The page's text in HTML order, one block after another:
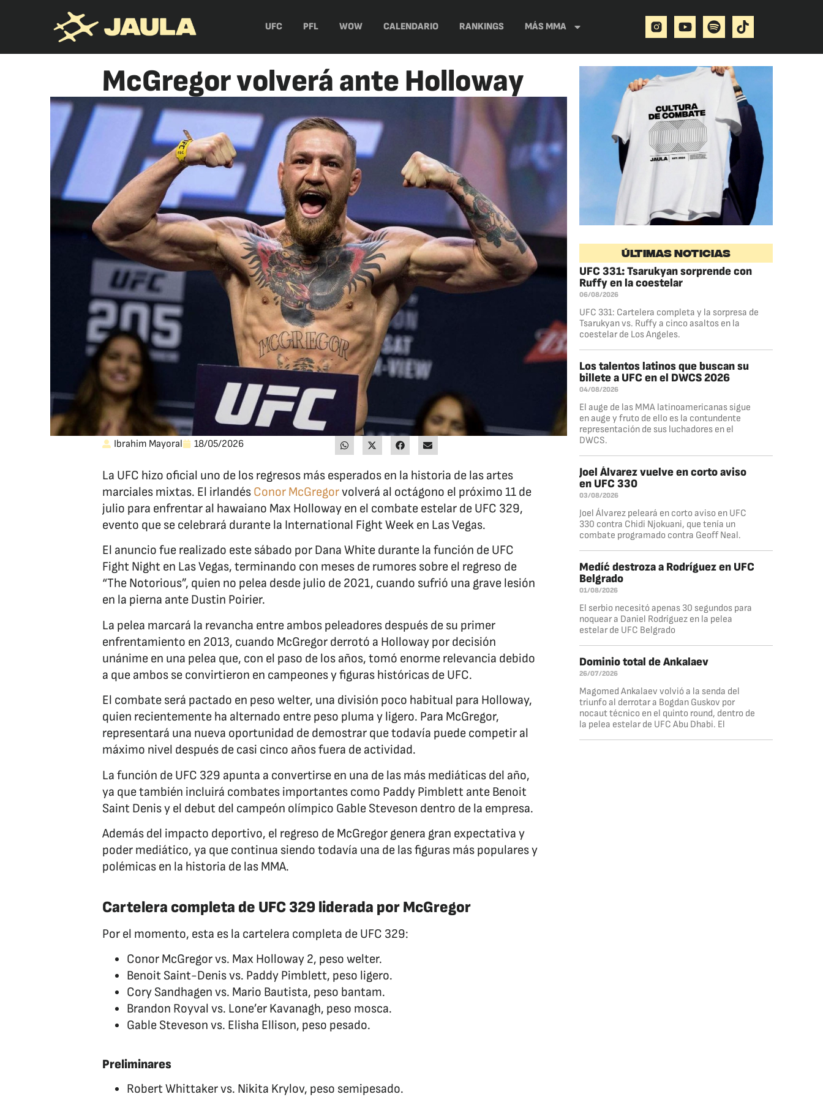
UFC PFL WOW CALENDARIO RANKINGS MÁS MMA
McGregor volverá ante Holloway
Ibrahim Mayoral 18/05/2026
La UFC hizo oficial uno de los regresos más esperados en la historia de las artes
marciales mixtas. El irlandés Conor McGregorvolverá al octágono el próximo 11 de
julio para enfrentar al hawaiano Max Holloway en el combate estelar de UFC 329,
evento que se celebrará durante la International Fight Week en Las Vegas.
El anuncio fue realizado este sábado por Dana White durante la función de UFC
Fight Night en Las Vegas, terminando con meses de rumores sobre el regreso de
“The Notorious”, quien no pelea desde julio de 2021, cuando sufrió una grave lesión
en la pierna ante Dustin Poirier.
La pelea marcará la revancha entre ambos peleadores después de su primer
enfrentamiento en 2013, cuando McGregor derrotó a Holloway por decisión
unánime en una pelea que, con el paso de los años, tomó enorme relevancia debido
a que ambos se convirtieron en campeones y figuras históricas de UFC.
El combate será pactado en peso welter, una división poco habitual para Holloway,
quien recientemente ha alternado entre peso pluma y ligero. Para McGregor,
representará una nueva oportunidad de demostrar que todavía puede competir al
máximo nivel después de casi cinco años fuera de actividad.
La función de UFC 329 apunta a convertirse en una de las más mediáticas del año,
ya que también incluirá combates importantes como Paddy Pimblett ante Benoit
Saint Denis y el debut del campeón olímpico Gable Steveson dentro de la empresa.
Además del impacto deportivo, el regreso de McGregor genera gran expectativa y
poder mediático, ya que continua siendo todavía una de las figuras más populares y
polémicas en la historia de las MMA.
Cartelera completa de UFC 329 liderada por McGregor
Por el momento, esta es la cartelera completa de UFC 329:
Conor McGregor vs. Max Holloway 2, peso welter.
Benoit Saint-Denis vs. Paddy Pimblett, peso ligero.
Cory Sandhagen vs. Mario Bautista, peso bantam.
Brandon Royval vs. Lone’er Kavanagh, peso mosca.
Gable Steveson vs. Elisha Ellison, peso pesado.
Preliminares
Robert Whittaker vs. Nikita Krylov, peso semipesado.
ÚLTIMAS NOTICIAS
UFC 331: Tsarukyan sorprende con
Ruffy en la coestelar
06/08/2026
UFC 331: Cartelera completa y la sorpresa de
Tsarukyan vs. Ruffy a cinco asaltos en la
coestelar de Los Angeles.
Los talentos latinos que buscan su
billete a UFC en el DWCS 2026
04/08/2026
El auge de las MMA latinoamericanas sigue
en auge y fruto de ello es la contundente
representación de sus luchadores en el
DWCS.
Joel Álvarez vuelve en corto aviso
en UFC 330
03/08/2026
Joel Álvarez peleará en corto aviso en UFC
330 contra Chidi Njokuani, que tenía un
combate programado contra Geoff Neal.
Medíć destroza a Rodríguez en UFC
Belgrado
01/08/2026
El serbio necesitó apenas 30 segundos para
noquear a Daniel Rodríguez en la pelea
estelar de UFC Belgrado
Dominio total de Ankalaev
26/07/2026
Magomed Ankalaev volvió a la senda del
triunfo al derrotar a Bogdan Guskov por
nocaut técnico en el quinto round, dentro de
la pelea estelar de UFC Abu Dhabi. El